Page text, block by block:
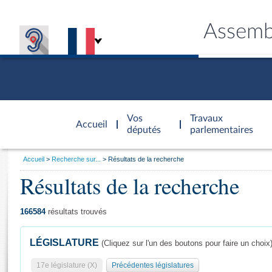
Accueil
d'accueil
Vos
députés
Travaux
parlementaires
Général
Vous
Accueil Recherche sur... Résultats de la recherche
Résultats de la recherche
166584résultats trouvés
LÉGISLATURE (Cliquez sur l'un des boutons pour faire un choix)
17e législature (X) Précédentes législatures